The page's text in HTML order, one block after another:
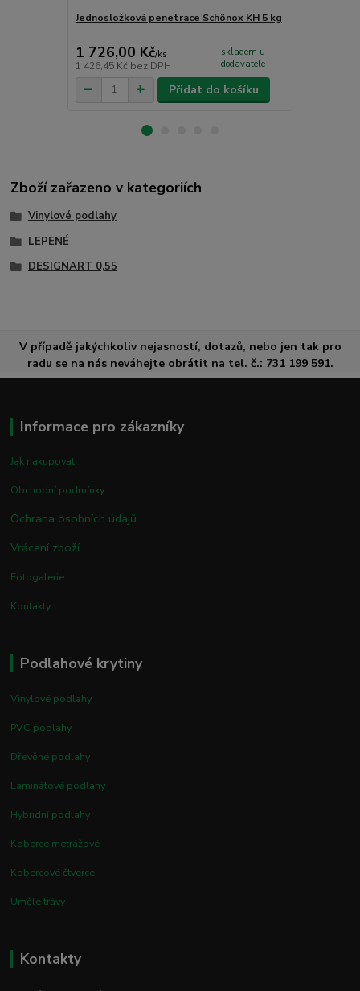
Jednosložková penetrace Schönox KH 5 kg
1 726,00 Kč/ks
1 426,45 Kč bez DPH
skladem u
dodavatele
Přidat do košíku
Zboží zařazeno v kategoriích
Vinylové podlahy
LEPENÉ
DESIGNART 0,55
V případě jakýchkoliv nejasností, dotazů, nebo jen tak pro
radu se na nás neváhejte obrátit na tel. č.: 731 199 591.
Informace pro zákazníky
Jak nakupovat
Obchodní podmínky
Ochrana osobních údajů
Vrácení zboží
Fotogalerie
Kontakty
Podlahové krytiny
Vinylové podlahy
PVC podlahy
Dřevěné podlahy
Laminátové podlahy
Hybridní podlahy
Koberce metrážové
Kobercové čtverce
Umělé trávy
Kontakty